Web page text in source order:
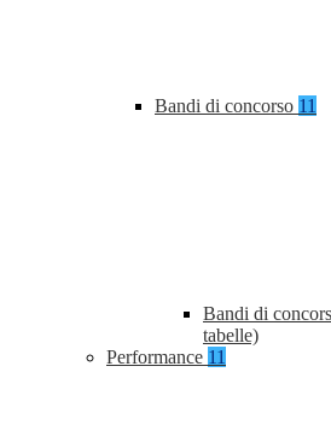
Bandi di concorso 11
Bandi di
tabelle)
Performance 11